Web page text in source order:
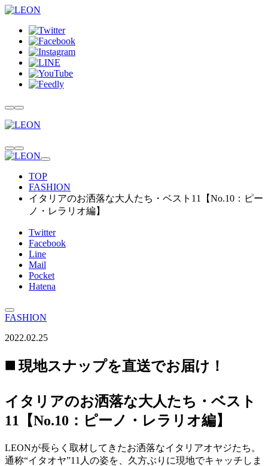
TOP
FASHION
イタリアのお洒落な大人たち・ベスト11【No.10：ピー
ノ・レラリオ編】
Twitter
Facebook
Line
Mail
Pocket
Hatena
FASHION
2022.02.25
◼️ 現地スナップを直送でお届け！
イタリアのお洒落な大人たち・ベスト
11【No.10：ピーノ・レラリオ編】
LEONが長らく取材してきたお洒落なイタリアオヤジたち。
通称“イタオヤ”11人の姿を、久方ぶりに現地でキャッチしま